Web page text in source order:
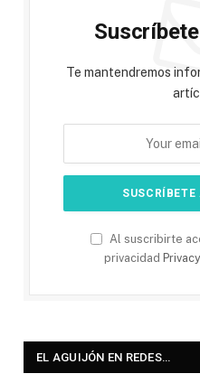
Te mantendremos
Al suscribirte
privacidad
EL AGUIJÓN EN REDES…